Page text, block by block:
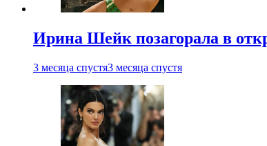
Ирина Шейк позагорала в
3 месяца спустя3 месяца спустя